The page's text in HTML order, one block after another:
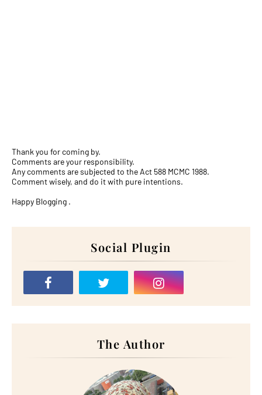
Thank you for coming by.
Comments are your responsibility.
Any comments are subjected to the Act 588 MCMC 1988.
Comment wisely, and do it with pure intentions.
Happy Blogging .
Social Plugin
The Author